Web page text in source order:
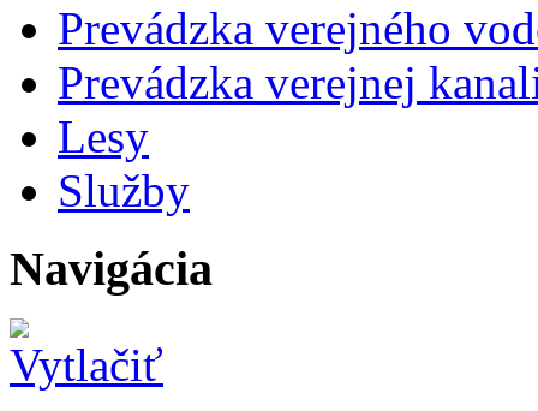
Prevádzka verejného
Prevádzka verejnej
Lesy
Služby
Navigácia